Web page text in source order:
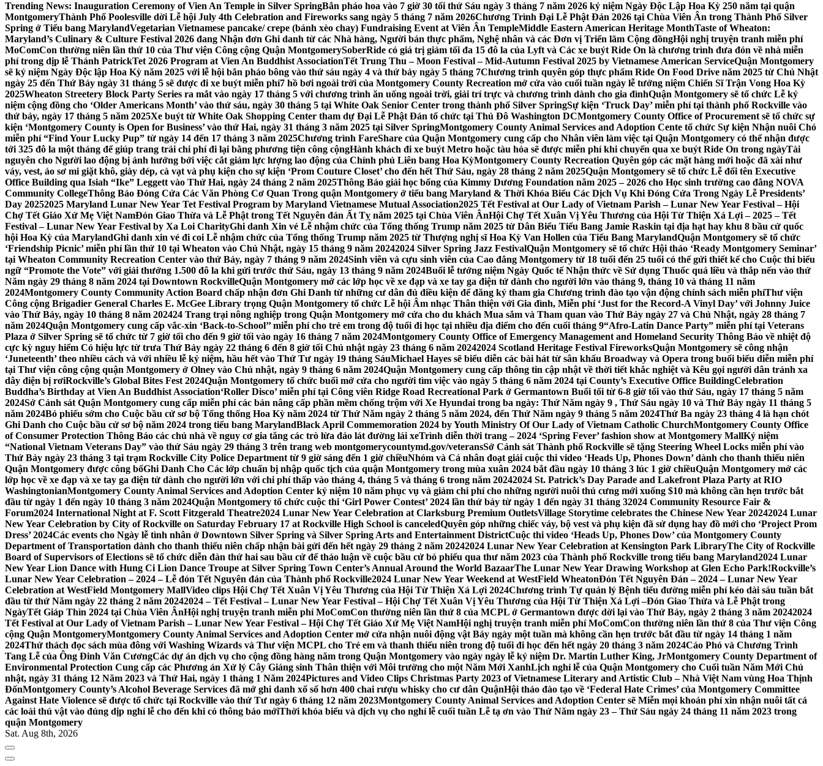
Trending News: Inauguration Ceremony of Vien An Temple in Silver SpringBắn pháo hoa vào 7 giờ 30 tối thứ Sáu ngày 3 tháng 7 năm 2026 kỷ niệm Ngày Độc Lập Hoa Kỳ 250 năm tại quận
MontgomeryThành Phố Poolesville dời Lễ hội July 4th Celebration and Fireworks sang ngày 5 tháng 7 năm 2026Chương Trình Đại Lễ Phật Đản 2026 tại Chùa Viên Ân trong Thành Phố Silver
Spring ở Tiểu bang MarylandVegetarian Vietnamese pancake/ crepe (bánh xèo chay) Fundraising Event at Viên Ân TempleMiddle Eastern American Heritage MonthTaste of Wheaton:
Maryland’s Culinary & Culture Festival 2026 đang Nhận đơn Ghi danh từ các Nhà hàng, Người bán thực phẩm, Nghệ nhân và các Đơn vị Triển lãm Cộng đồngHội nghị truyện tranh miễn phí
MoComCon thường niên lần thứ 10 của Thư viện Công cộng Quận MontgomerySoberRide có giá trị giảm tối đa 15 đô la của Lyft và Các xe buýt Ride On là chương trình đưa đón về nhà miễn
phí trong dịp lễ Thánh PatrickTet 2026 Program at Vien An Buddhist AssociationTết Trung Thu – Moon Festival – Mid-Autumn Festival 2025 by Vietnamese American ServiceQuận Montgomery
sẽ kỷ niệm Ngày Độc lập Hoa Kỳ năm 2025 với lễ hội bắn pháo bông vào thứ sáu ngày 4 và thứ bảy ngày 5 tháng 7Chương trình quyên góp thực phẩm Ride On Food Drive năm 2025 từ Chủ Nhật
ngày 25 đến Thứ Bảy ngày 31 tháng 5 sẽ được đi xe buýt miễn phí7 hồ bơi ngoài trời của Montgomery County Recreation mở cửa vào cuối tuần ngày lễ tưởng niệm Chiến Sĩ Trận Vong Hoa Kỳ
2025Wheaton Streetery Block Party Series ra mắt vào ngày 17 tháng 5 với chương trình ăn uống ngoài trời, giải trí trực và chương trình dành cho gia đìnhQuận Montgomery sẽ tổ chức Lễ kỷ
niệm cộng đồng cho ‘Older Americans Month’ vào thứ sáu, ngày 30 tháng 5 tại White Oak Senior Center trong thành phố Silver SpringSự kiện ‘Truck Day’ miễn phí tại thành phố Rockville vào
thứ bảy, ngày 17 tháng 5 năm 2025Xe buýt từ White Oak Shopping Center tham dự Đại Lễ Phật Đản tổ chức tại Thủ Đô Washington DCMontgomery County Office of Procurement sẽ tổ chức sự
kiện ‘Montgomery County is Open for Business’ vào thứ Hai, ngày 31 tháng 3 năm 2025 tại Silver SpringMontgomery County Animal Services and Adoption Cente tổ chức Sự kiện Nhận nuôi Chó
miễn phí “Find Your Lucky Pup” từ ngày 14 đến 17 tháng 3 năm 2025Chương trình FareShare của Quận Montgomery cung cấp cho Nhân viên làm việc tại Quận Montgomery có thể nhận được
tới 325 đô la một tháng để giúp trang trải chi phí đi lại bằng phương tiện công cộngHành khách đi xe buýt Metro hoặc tàu hỏa sẽ được miễn phí khi chuyển qua xe buýt Ride On trong ngàyTài
nguyên cho Người lao động bị ảnh hưởng bởi việc cắt giảm lực lượng lao động của Chính phủ Liên bang Hoa KỳMontgomery County Recreation Quyên góp các mặt hàng mới hoặc đã xài như
váy, vest, áo sơ mi giặt khô, giày dép, cà vạt và phụ kiện cho sự kiện ‘Prom Couture Closet’ cho đến hết Thứ Sáu, ngày 28 tháng 2 năm 2025Quận Montgomery sẽ tổ chức Lễ đổi tên Executive
Office Building qua Isiah “Ike” Leggett vào Thứ Hai, ngày 24 tháng 2 năm 2025Thông Báo giải học bổng của Kimmy Dương Foundation năm 2025 – 2026 cho Học sinh trường cao đẳng NOVA
Community CollegeThông Báo Đóng Cửa Các Văn Phòng Cơ Quan Trong quận Montgomery ở tiểu bang Maryland & Thời Khóa Biểu Các Dịch Vụ Khi Đóng Cửa Trong Ngày Lễ Presidents’
Day 20252025 Maryland Lunar New Year Tet Festival Program by Maryland Vietnamese Mutual Association2025 Tết Festival at Our Lady of Vietnam Parish – Lunar New Year Festival – Hội
Chợ Tết Giáo Xứ Mẹ Việt NamĐón Giao Thừa và Lễ Phật trong Tết Nguyên đán Ất Tỵ năm 2025 tại Chùa Viên ÂnHội Chợ Tết Xuân Vị Yêu Thương của Hội Từ Thiện Xá Lợi – 2025 – Tết
Festival – Lunar New Year Festival by Xa Loi CharityGhi danh Xin vé Lễ nhậm chức của Tổng thống Trump năm 2025 từ Dân Biểu Tiểu Bang Jamie Raskin tại địa hạt hay khu 8 bầu cử quốc
hội Hoa Kỳ của MarylandGhi danh xin vé đi coi Lễ nhậm chức của Tổng thống Trump năm 2025 từ Thượng nghị sĩ Hoa Kỳ Van Hollen của Tiểu Bang MarylandQuận Montgomery sẽ tổ chức
‘Friendship Picnic’ miễn phí lần thứ 10 tại Wheaton vào Chủ Nhật, ngày 15 tháng 9 năm 20242024 Silver Spring Jazz FestivalQuận Montgomery sẽ tổ chức Hội thảo ‘Ready Montgomery Seminar’
tại Wheaton Community Recreation Center vào thứ Bảy, ngày 7 tháng 9 năm 2024Sinh viên và cựu sinh viên của Cao đẳng Montgomery từ 18 tuổi đến 25 tuổi có thể gửi thiết kế cho Cuộc thi biểu
ngữ “Promote the Vote” với giải thưởng 1.500 đô la khi gửi trước thứ Sáu, ngày 13 tháng 9 năm 2024Buổi lễ tưởng niệm Ngày Quốc tế Nhận thức về Sử dụng Thuốc quá liều và thắp nến vào thứ
Năm ngày 29 tháng 8 năm 2024 tại Downtown RockvilleQuận Montgomery mở các lớp học về xe đạp và xe tay ga điện tử dành cho người lớn vào tháng 9, tháng 10 và tháng 11 năm
2024Montgomery County Community Action Board chấp nhận đơn Ghi Danh từ những cư dân đủ điều kiện để đăng ký tham gia Chương trình đào tạo vận động chính sách miễn phíThư viện
Công cộng Brigadier General Charles E. McGee Library trọng Quận Montgomery tổ chức Lễ hội Âm nhạc Thân thiện với Gia đình, Miễn phí ‘Just for the Record-A Vinyl Day’ với Johnny Juice
vào Thứ Bảy, ngày 10 tháng 8 năm 202424 Trang trại nông nghiệp trong Quận Montgomery mở cửa cho du khách Mua sắm và Tham quan vào Thứ Bảy ngày 27 và Chủ Nhật, ngày 28 tháng 7
năm 2024Quận Montgomery cung cấp vắc-xin ‘Back-to-School’’ miễn phí cho trẻ em trong độ tuổi đi học tại nhiều địa điểm cho đến cuối tháng 9“Afro-Latin Dance Party” miễn phí tại Veterans
Plaza ở Silver Spring sẽ tổ chức từ 7 giờ tối cho đến 9 giờ tối vào ngày 16 tháng 7 năm 2024Montgomery County Office of Emergency Management and Homeland Security Thông Báo về nhiệt độ
cực kỳ nguy hiểm Có hiệu lực từ trưa Thứ Bảy ngày 22 tháng 6 đến 8 giờ tối Chủ nhật ngày 23 tháng 6 năm 20242024 Scotland Heritage Festival FireworksQuận Montgomery sẽ công nhận
‘Juneteenth’ theo nhiều cách và với nhiều lễ kỷ niệm, hầu hết vào Thứ Tư ngày 19 tháng SáuMichael Hayes sẽ biểu diễn các bài hát từ sân khấu Broadway và Opera trong buổi biểu diễn miễn phí
tại Thư viện công cộng quận Montgomery ở Olney vào Chủ nhật, ngày 9 tháng 6 năm 2024Quận Montgomery cung cấp thông tin cập nhật về thời tiết khắc nghiệt và Kêu gọi người dân tránh xa
dây điện bị rơiRockville’s Global Bites Fest 2024Quận Montgomery tổ chức buổi mở cửa cho người tìm việc vào ngày 5 tháng 6 năm 2024 tại County’s Executive Office BuildingCelebration
Buddha’s Birthday at Vien An Buddhist Association‘Roller Disco’ miễn phí tại Công viên Ridge Road Recreational Park ở Germantown Buổi tối từ 6-8 giờ tối vào thứ Sáu, ngày 17 tháng 5 năm
2024Sở Cảnh sát Quận Montgomery cung cấp miễn phí các bản nâng cấp phần mềm chống trộm với Xe Hyundai trong ba ngày: Thứ Năm ngày 9 , Thứ Sáu ngày 10 và Thứ Bảy ngày 11 tháng 5
năm 2024Bỏ phiếu sớm cho Cuộc bầu cử sơ bộ Tổng thống Hoa Kỳ năm 2024 từ Thứ Năm ngày 2 tháng 5 năm 2024, đến Thứ Năm ngày 9 tháng 5 năm 2024Thứ Ba ngày 23 tháng 4 là hạn chót
Ghi Danh cho Cuộc bầu cử sơ bộ năm 2024 trong tiểu bang MarylandBlack April Commemoration 2024 by Youth Ministry Of Our Lady of Vietnam Catholic ChurchMontgomery County Office
of Consumer Protection Thông Báo các chủ nhà về nguy cơ gia tăng các trò lừa đảo lát đường lái xeTrình diễn thời trang – 2024 ‘Spring Fever’ fashion show at Montgomery MallKỷ niệm
“National Vietnam Veterans Day” vào thứ Sáu ngày 29 tháng 3 trên trang web montgomerycountymd.gov/veteransSở Cảnh sát Thành phố Rockville sẽ tặng Steering Wheel Locks miễn phí vào
Thứ Bảy ngày 23 tháng 3 tại trạm Rockville City Police Department từ 9 giờ sáng đến 1 giờ chiềuNhóm và Cá nhân đoạt giải cuộc thi video ‘Heads Up, Phones Down’ dành cho thanh thiếu niên
Quận Montgomery được công bốGhi Danh Cho Các lớp chuẩn bị nhập quốc tịch của quận Montgomery trong mùa xuân 2024 bắt đầu ngày 10 tháng 3 lúc 1 giờ chiềuQuận Montgomery mở các
lớp học về xe đạp và xe tay ga điện tử dành cho người lớn với chi phí thấp vào tháng 4, tháng 5 và tháng 6 trong năm 20242024 St. Patrick’s Day Parade and Lakefront Plaza Party at RIO
WashingtonianMontgomery County Animal Services and Adoption Center kỷ niệm 10 năm phục vụ và giảm chi phí cho những người nuôi thú cưng mới xuống $10 mà không cần hẹn trước bắt
đầu từ ngày 1 đến ngày 10 tháng 3 năm 2024Quận Montgomery tổ chức cuộc thi ‘Girl Power Contest’ 2024 lần thứ bảy từ ngày 1 đến ngày 31 tháng 32024 Community Resource Fair &
Forum2024 International Night at F. Scott Fitzgerald Theatre2024 Lunar New Year Celebration at Clarksburg Premium OutletsVillage Storytime celebrates the Chinese New Year 20242024 Lunar
New Year Celebration by City of Rockville on Saturday February 17 at Rockville High School is canceledQuyên góp những chiếc váy, bộ vest và phụ kiện đã sử dụng hay đồ mới cho ‘Project Prom
Dress’ 2024Các events cho Ngày lễ tình nhân ở Downtown Silver Spring và Silver Spring Arts and Entertainment DistrictCuộc thi video ‘Heads Up, Phones Dow’ của Montgomery County
Department of Transportation dành cho thanh thiếu niên chấp nhận bài gửi đến hết ngày 29 tháng 2 năm 20242024 Lunar New Year Celebration at Kensington Park LibraryThe City of Rockville
Board of Supervisors of Elections sẽ tổ chức diễn đàn thứ hai sau bầu cử để thảo luận về cuộc bầu cử bỏ phiếu qua thư năm 2023 của Thành phố Rockville trong tiểu bang Maryland2024 Lunar
New Year Lion Dance with Hung Ci Lion Dance Troupe at Silver Spring Town Center’s Annual Around the World BazaarThe Lunar New Year Drawing Workshop at Glen Echo Park!Rockville’s
Lunar New Year Celebration – 2024 – Lễ đón Tết Nguyên đán của Thành phố Rockville2024 Lunar New Year Weekend at WestField WheatonĐón Tết Nguyên Đán – 2024 – Lunar New Year
Celebration at WestField Montgomery MallVideo clips Hội Chợ Tết Xuân Vị Yêu Thương của Hội Từ Thiện Xá Lợi 2024Chương trình Tự quản lý Bệnh tiểu đường miễn phí kéo dài sáu tuần bắt
đầu từ thứ Năm ngày 22 tháng 2 năm 20242024 – Tết Festival – Lunar New Year Festival – Hội Chợ Tết Xuân Vị Yêu Thương của Hội Từ Thiện Xá Lợi –Đón Giao Thừa và Lễ Phật trong
NgàyTết Giáp Thìn 2024 tại Chùa Viên ÂnHội nghị truyện tranh miễn phí MoComCon thường niên lần thứ 8 của MCPL ở Germantown được dời lại vào Thứ Bảy, ngày 2 tháng 3 năm 20242024
Tết Festival at Our Lady of Vietnam Parish – Lunar New Year Festival – Hội Chợ Tết Giáo Xứ Mẹ Việt NamHội nghị truyện tranh miễn phí MoComCon thường niên lần thứ 8 của Thư viện Công
cộng Quận MontgomeryMontgomery County Animal Services and Adoption Center mở cửa nhận nuôi động vật Bảy ngày một tuần mà không cần hẹn trước bắt đầu từ ngày 14 tháng 1 năm
2024Thử thách đọc sách mùa đông với Washing Wizards và Thư viện MCPL cho Trẻ em và thanh thiếu niên trong độ tuổi đi học đến hết ngày 20 tháng 3 năm 2024Cáo Phó và Chương Trình
Tang Lễ của Ông Đinh Văn CươngCác dự án dịch vụ cho cộng đồng hàng năm trong Quận Montgomery vào ngày ngày lễ kỷ niệm Dr. Martin Luther King, JrMontgomery County Department of
Environmental Protection Cung cấp các Phương án Xử lý Cây Giáng sinh Thân thiện với Môi trường cho một Năm Mới XanhLịch nghỉ lễ của Quận Montgomery cho Cuối tuần Năm Mới Chủ
nhật, ngày 31 tháng 12 Năm 2023 và Thứ Hai, ngày 1 tháng 1 Năm 2024Pictures and Video Clips Christmas Party 2023 of Vietnamese Literary and Artistic Club – Nhà Việt Nam vùng Hoa Thịnh
ĐốnMontgomery County’s Alcohol Beverage Services đã mở ghi danh xổ số hơn 400 chai rượu whisky cho cư dân QuậnHội thảo đào tạo về ‘Federal Hate Crimes’ của Montgomery Committee
Against Hate Violence sẽ được tổ chức tại Rockville vào thứ Tư ngày 6 tháng 12 năm 2023Montgomery County Animal Services and Adoption Center sẽ Miễn mọi khoản phí xin nhận nuôi tất cả
các loài thú vật vào đúng dịp nghỉ lễ cho đến khi có thông báo mớiThời khóa biểu và dịch vụ cho nghỉ lễ cuối tuần Lễ tạ ơn vào Thứ Năm ngày 23 – Thứ Sáu ngày 24 tháng 11 năm 2023 trong
quận Montgomery
Sat. Aug 8th, 2026